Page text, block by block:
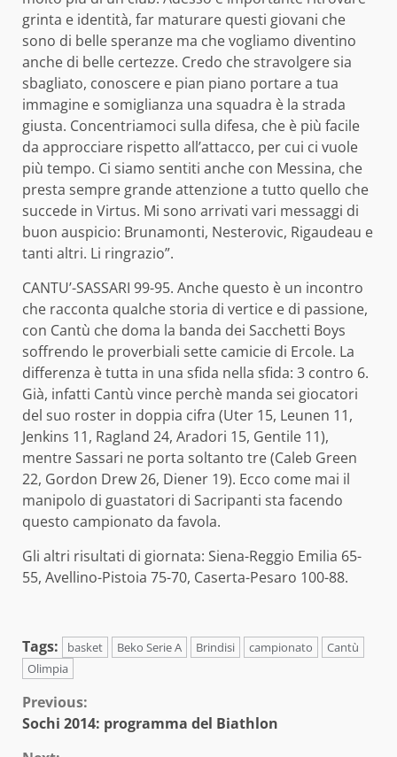
grinta e identità, far maturare questi giovani che
sono di belle speranze ma che vogliamo diventino
anche di belle certezze. Credo che stravolgere sia
sbagliato, conoscere e pian piano portare a tua
immagine e somiglianza una squadra è la strada
giusta. Concentriamoci sulla difesa, che è più facile
da approcciare rispetto all’attacco, per cui ci vuole
più tempo. Ci siamo sentiti anche con Messina, che
presta sempre grande attenzione a tutto quello che
succede in Virtus. Mi sono arrivati vari messaggi di
buon auspicio: Brunamonti, Nesterovic, Rigaudeau e
tanti altri. Li ringrazio”.
CANTU’-SASSARI 99-95. Anche questo è un incontro
che racconta qualche storia di vertice e di passione,
con Cantù che doma la banda dei Sacchetti Boys
soffrendo le proverbiali sette camicie di Ercole. La
differenza è tutta in una sfida nella sfida: 3 contro 6.
Già, infatti Cantù vince perchè manda sei giocatori
del suo roster in doppia cifra (Uter 15, Leunen 11,
Jenkins 11, Ragland 24, Aradori 15, Gentile 11),
mentre Sassari ne porta soltanto tre (Caleb Green
22, Gordon Drew 26, Diener 19). Ecco come mai il
manipolo di guastatori di Sacripanti sta facendo
questo campionato da favola.
Gli altri risultati di giornata: Siena-Reggio Emilia 65-
55, Avellino-Pistoia 75-70, Caserta-Pesaro 100-88.
Tags: basket Beko Serie A Brindisi campionato
Cantù
Olimpia
Continue
Reading
Previous:
Sochi 2014: programma del Biathlon